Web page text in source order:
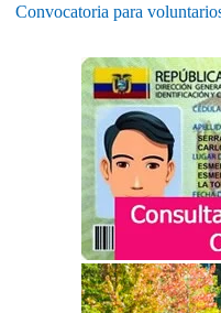
Convocatoria para